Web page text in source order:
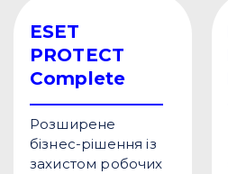
ESET
PROTECT
Complete
Розширене
бізнес-рішення із
захистом робочих